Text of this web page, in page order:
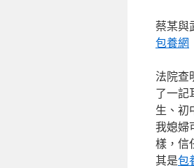
蔡某與
包養網
法院查
了一記
生、初
我媳婦
樣，信
其是包